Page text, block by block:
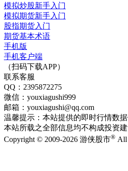
模拟炒股新手入门
模拟期货新手入门
股指期货入门
期货基本术语
手机版
手机客户端
（扫码下载APP）
联系客服
QQ：2395872275
微信：youxiagushi999
邮箱：youxiagushi@qq.com
温馨提示：本站提供的即时行情数
本站所载之全部信息均不构成投资
Copyright © 2009-2026 游侠股市® All